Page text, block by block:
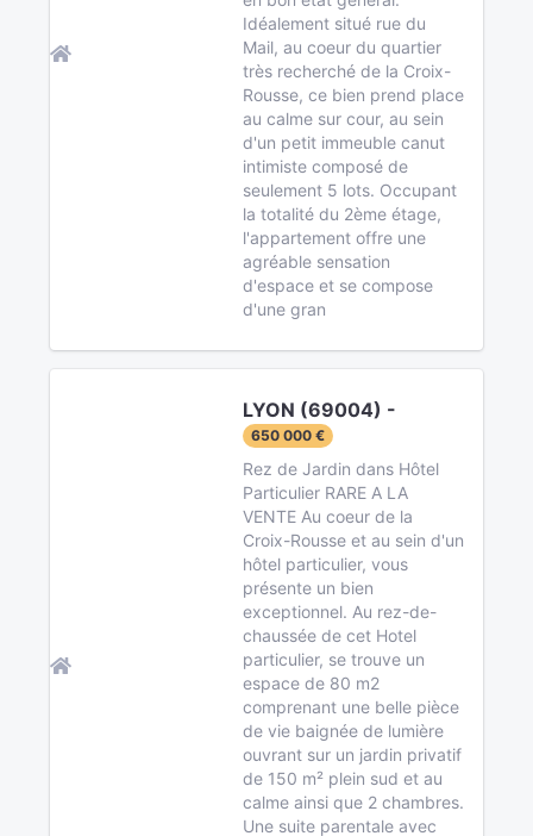
Idéalement situé rue du
Mail, au coeur du quartier
très recherché de la Croix-
Rousse, ce bien prend place
au calme sur cour, au sein
d'un petit immeuble canut
intimiste composé de
seulement 5 lots. Occupant
la totalité du 2ème étage,
l'appartement offre une
agréable sensation
d'espace et se compose
d'une gran
LYON (69004) -
650 000 €
Rez de Jardin dans Hôtel
Particulier RARE A LA
VENTE Au coeur de la
Croix-Rousse et au sein d'un
hôtel particulier, vous
présente un bien
exceptionnel. Au rez-de-
chaussée de cet Hotel
particulier, se trouve un
espace de 80 m2
comprenant une belle pièce
de vie baignée de lumière
ouvrant sur un jardin privatif
de 150 m² plein sud et au
calme ainsi que 2 chambres.
Une suite parentale avec